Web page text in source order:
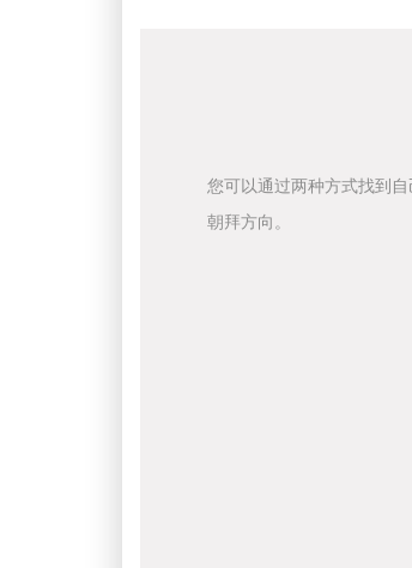
您可以通过两种方式找到
朝拜方向。